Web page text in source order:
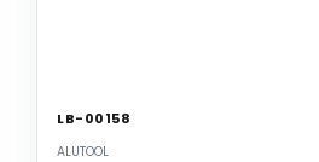
LB-00158
ALUTOOL